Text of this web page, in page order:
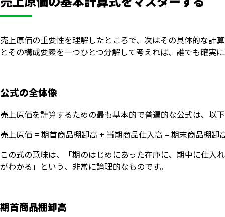
売上原価の重要性を理解したところで、次はその具体的な計
とその構成要素を一つひとつ分解して考えれば、誰でも確実
公式の全体像
売上原価を計算するための最も基本的で普遍的な公式は、以
売上原価 = 期首商品棚卸高 + 当期商品仕入高 – 期末商品棚卸
この式の意味は、「期のはじめにあった在庫に、期中に仕入
がわかる」という、非常に論理的なものです。
期首商品棚卸高